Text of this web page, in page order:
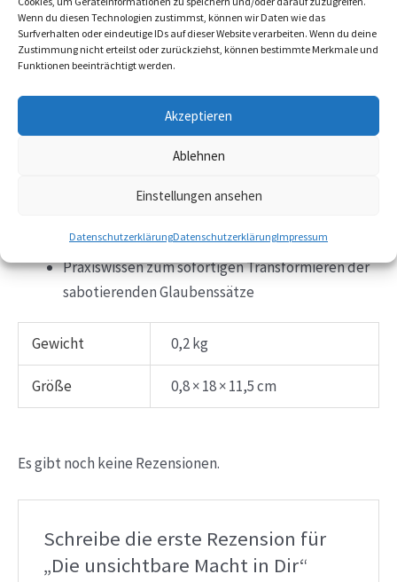
Wenn du diesen Technologien zustimmst, können wir Daten wie das
Surfverhalten oder eindeutige IDs auf dieser Website verarbeiten. Wenn du deine
Zustimmung nicht erteilst oder zurückziehst, können bestimmte Merkmale und
Funktionen beeinträchtigt werden.
Akzeptieren
Ablehnen
Einstellungen ansehen
DatenschutzerklärungDatenschutzerklärungImpressum
Dein neues Buch kurz zusammengefasst:
Alles über das Unterbewusstsein
Das Zusammenspiel von Körper und Geist
nutzt
Praxiswissen zum sofortigen Transformieren der
sabotierenden Glaubenssätze
Gewicht 0,2 kg
Größe 0,8 × 18 × 11,5 cm
Es gibt noch keine Rezensionen.
Schreibe die erste Rezension für
„Die unsichtbare Macht in Dir“